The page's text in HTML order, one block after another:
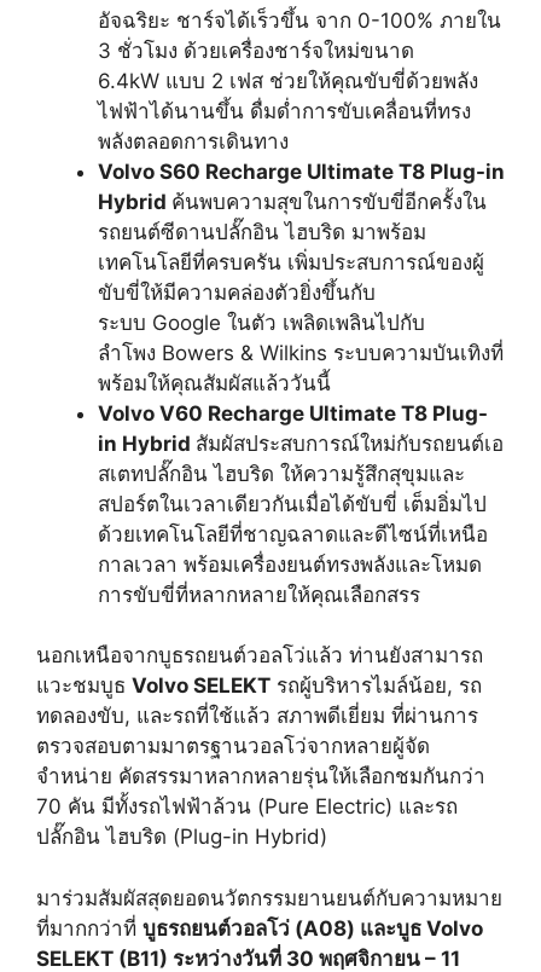
อัจฉริยะ ชาร์จได้เร็วขึ้น จาก 0-100% ภายใน
3 ชั่วโมง ด้วยเครื่องชาร์จใหม่ขนาด
6.4kW แบบ 2 เฟส ช่วยให้คุณขับขี่ด้วยพลัง
ไฟฟ้าได้นานขึ้น ดื่มด่ำการขับเคลื่อนที่ทรง
พลังตลอดการเดินทาง
Volvo S60 Recharge Ultimate T8 Plug-in
Hybrid ค้นพบความสุขในการขับขี่อีกครั้งใน
รถยนต์ซีดานปลั๊กอิน ไฮบริด มาพร้อม
เทคโนโลยีที่ครบครัน เพิ่มประสบการณ์ของผู้
ขับขี่ให้มีความคล่องตัวยิ่งขึ้นกับ
ระบบ Google ในตัว เพลิดเพลินไปกับ
ลำโพง Bowers & Wilkins ระบบความบันเทิงที่
พร้อมให้คุณสัมผัสแล้ววันนี้
Volvo V60 Recharge Ultimate T8 Plug-
in Hybrid สัมผัสประสบการณ์ใหม่กับรถยนต์เอ
สเตทปลั๊กอิน ไฮบริด ให้ความรู้สึกสุขุมและ
สปอร์ตในเวลาเดียวกันเมื่อได้ขับขี่ เต็มอิ่มไป
ด้วยเทคโนโลยีที่ชาญฉลาดและดีไซน์ที่เหนือ
กาลเวลา พร้อมเครื่องยนต์ทรงพลังและโหมด
การขับขี่ที่หลากหลายให้คุณเลือกสรร
นอกเหนือจากบูธรถยนต์วอลโว่แล้ว ท่านยังสามารถ
แวะชมบูธ Volvo SELEKT รถผู้บริหารไมล์น้อย, รถ
ทดลองขับ, และรถที่ใช้แล้ว สภาพดีเยี่ยม ที่ผ่านการ
ตรวจสอบตามมาตรฐานวอลโว่จากหลายผู้จัด
จำหน่าย คัดสรรมาหลากหลายรุ่นให้เลือกชมกันกว่า
70 คัน มีทั้งรถไฟฟ้าล้วน (Pure Electric) และรถ
ปลั๊กอิน ไฮบริด (Plug-in Hybrid)
มาร่วมสัมผัสสุดยอดนวัตกรรมยานยนต์กับความหมาย
ที่มากกว่าที่ บูธรถยนต์วอลโว่ (A08) และบูธ Volvo
SELEKT (B11) ระหว่างวันที่ 30 พฤศจิกายน – 11